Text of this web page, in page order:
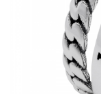
SETURI BIJUTERII
ACE DE CRAVATA
BRATARA TIP
LANTURI TIP